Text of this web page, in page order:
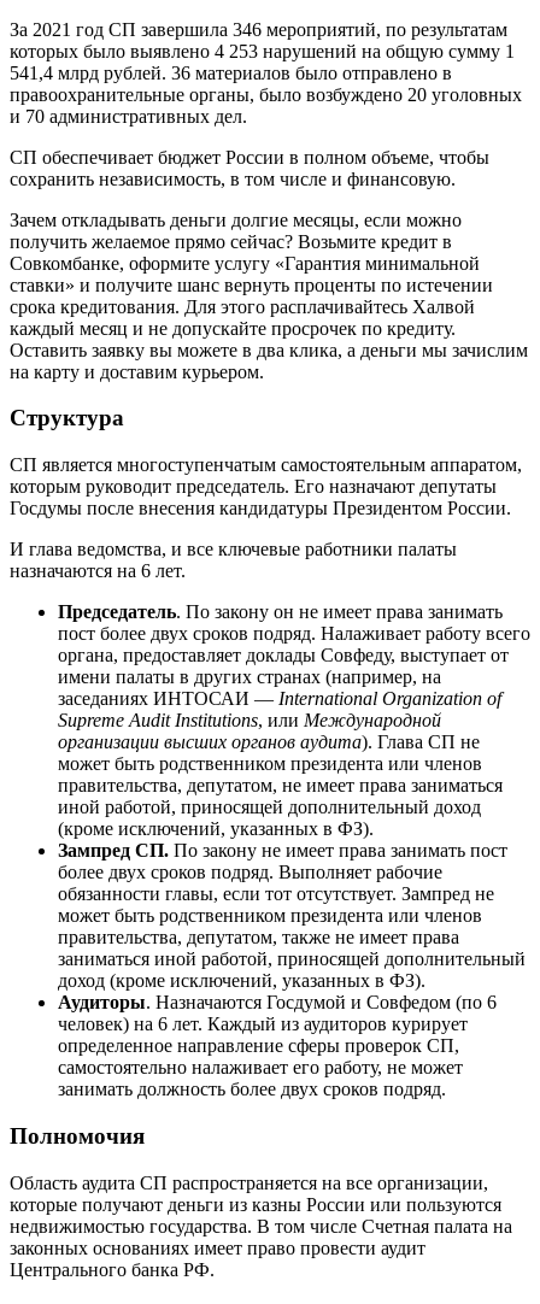
За 2021 год СП завершила 346 мероприятий, по результатам
которых было выявлено 4 253 нарушений на общую сумму 1
541,4 млрд рублей. 36 материалов было отправлено в
правоохранительные органы, было возбуждено 20 уголовных
и 70 административных дел.
СП обеспечивает бюджет России в полном объеме, чтобы
сохранить независимость, в том числе и финансовую.
Зачем откладывать деньги долгие месяцы, если можно
получить желаемое прямо сейчас? Возьмите кредит в
Совкомбанке, оформите услугу «Гарантия минимальной
ставки» и получите шанс вернуть проценты по истечении
срока кредитования. Для этого расплачивайтесь Халвой
каждый месяц и не допускайте просрочек по кредиту.
Оставить заявку вы можете в два клика, а деньги мы зачислим
на карту и доставим курьером.
Структура
СП является многоступенчатым самостоятельным аппаратом,
которым руководит председатель. Его назначают депутаты
Госдумы после внесения кандидатуры Президентом России.
И глава ведомства, и все ключевые работники палаты
назначаются на 6 лет.
Председатель. По закону он не имеет права занимать
пост более двух сроков подряд. Налаживает работу всего
органа, предоставляет доклады Совфеду, выступает от
имени палаты в других странах (например, на
заседаниях ИНТОСАИ — International Organization of
Supreme Audit Institutions, или Международной
организации высших органов аудита). Глава СП не
может быть родственником президента или членов
правительства, депутатом, не имеет права заниматься
иной работой, приносящей дополнительный доход
(кроме исключений, указанных в ФЗ).
Зампред СП. По закону не имеет права занимать пост
более двух сроков подряд. Выполняет рабочие
обязанности главы, если тот отсутствует. Зампред не
может быть родственником президента или членов
правительства, депутатом, также не имеет права
заниматься иной работой, приносящей дополнительный
доход (кроме исключений, указанных в ФЗ).
Аудиторы. Назначаются Госдумой и Совфедом (по 6
человек) на 6 лет. Каждый из аудиторов курирует
определенное направление сферы проверок СП,
самостоятельно налаживает его работу, не может
занимать должность более двух сроков подряд.
Полномочия
Область аудита СП распространяется на все организации,
которые получают деньги из казны России или пользуются
недвижимостью государства. В том числе Счетная палата на
законных основаниях имеет право провести аудит
Центрального банка РФ.